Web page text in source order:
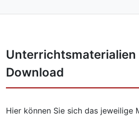
Unterrichtsmaterialien
Download
Hier können Sie sich das jeweilige